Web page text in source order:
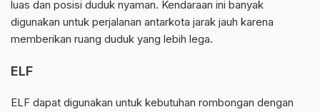
luas dan posisi duduk nyaman. Kendaraan ini banyak
digunakan untuk perjalanan antarkota jarak jauh karena
memberikan ruang duduk yang lebih lega.
ELF
ELF dapat digunakan untuk kebutuhan rombongan dengan